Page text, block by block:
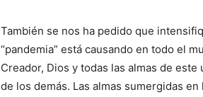
También se nos ha pedido que
“pandemia” está causando en todo el
Creador, Dios y todas las almas de
de los demás. Las almas sumergidas